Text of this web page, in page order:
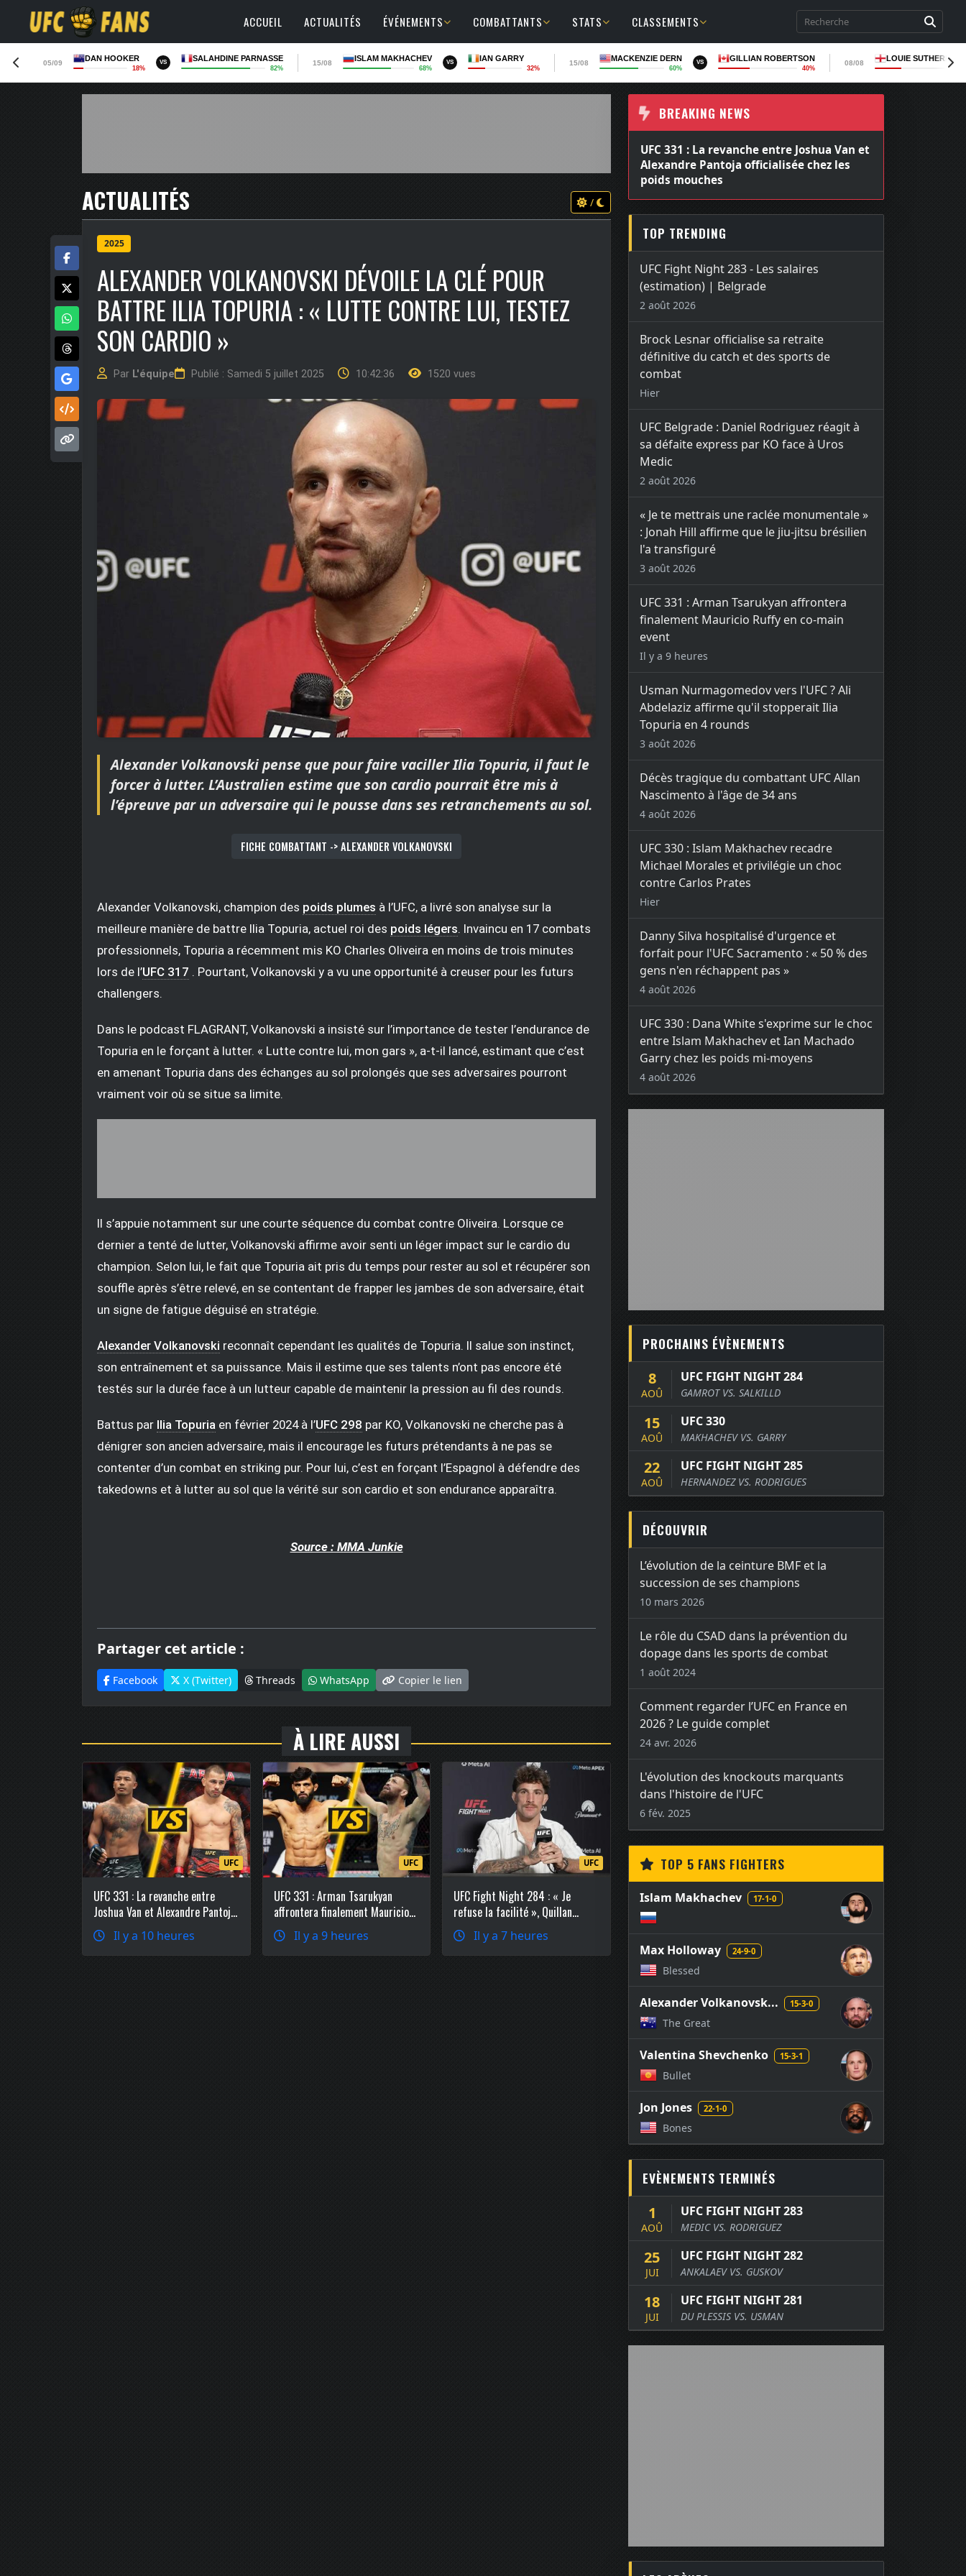
ACCUEIL ACTUALITÉS ÉVÉNEMENTS COMBATTANTS STATS CLASSEMENTS
05/09
DAN HOOKER
18%
VS SALAHDINE PARNASSE
82%
15/08
ISLAM MAKHACHEV
68%
VS IAN GARRY
32%
15/08
MACKENZIE DERN
60%
VS GILLIAN ROBERTSON
40%
08/08
LOUIE
ACTUALITÉS /
2025
ALEXANDER VOLKANOVSKI DÉVOILE LA CLÉ POUR
BATTRE ILIA TOPURIA : « LUTTE CONTRE LUI, TESTEZ
SON CARDIO »
Par L'équipe Publié : Samedi 5 juillet 2025 10:42:36 1520 vues
Alexander Volkanovski pense que pour faire vaciller Ilia Topuria, il faut le
forcer à lutter. L’Australien estime que son cardio pourrait être mis à
l’épreuve par un adversaire qui le pousse dans ses retranchements au sol.
FICHE COMBATTANT -> ALEXANDER VOLKANOVSKI
Alexander Volkanovski, champion des poids plumes à l’UFC, a livré son analyse sur la
meilleure manière de battre Ilia Topuria, actuel roi des poids légers. Invaincu en 17 combats
professionnels, Topuria a récemment mis KO Charles Oliveira en moins de trois minutes
lors de l’UFC 317 . Pourtant, Volkanovski y a vu une opportunité à creuser pour les futurs
challengers.
Dans le podcast FLAGRANT, Volkanovski a insisté sur l’importance de tester l’endurance de
Topuria en le forçant à lutter. « Lutte contre lui, mon gars », a-t-il lancé, estimant que c’est
en amenant Topuria dans des échanges au sol prolongés que ses adversaires pourront
vraiment voir où se situe sa limite.
Il s’appuie notamment sur une courte séquence du combat contre Oliveira. Lorsque ce
dernier a tenté de lutter, Volkanovski affirme avoir senti un léger impact sur le cardio du
champion. Selon lui, le fait que Topuria ait pris du temps pour rester au sol et récupérer son
souffle après s’être relevé, en se contentant de frapper les jambes de son adversaire, était
un signe de fatigue déguisé en stratégie.
Alexander Volkanovski reconnaît cependant les qualités de Topuria. Il salue son instinct,
son entraînement et sa puissance. Mais il estime que ses talents n’ont pas encore été
testés sur la durée face à un lutteur capable de maintenir la pression au fil des rounds.
Battus par Ilia Topuria en février 2024 à l’UFC 298 par KO, Volkanovski ne cherche pas à
dénigrer son ancien adversaire, mais il encourage les futurs prétendants à ne pas se
contenter d’un combat en striking pur. Pour lui, c’est en forçant l’Espagnol à défendre des
takedowns et à lutter au sol que la vérité sur son cardio et son endurance apparaîtra.
Source : MMA Junkie
Partager cet article :
Facebook X (Twitter) Threads WhatsApp Copier le lien
À LIRE AUSSI
UFC
UFC 331 : La revanche entre
Joshua Van et Alexandre Pantoja
officialisée chez les poids
mouchesIl y a 10 heures
UFC
UFC 331 : Arman Tsarukyan
affrontera finalement Mauricio
Ruffy en co-main event
Il y a 9 heures
UFC
UFC Fight Night 284 : « Je
refuse la facilité », Quillan
Salkilld explique pourquoi il a
réclamé Mateusz Gamrot
Il y a 7 heures
BREAKING NEWS
UFC 331 : La revanche entre Joshua Van et
Alexandre Pantoja officialisée chez les
poids mouches
TOP TRENDING
UFC Fight Night 283 - Les salaires
(estimation) | Belgrade
2 août 2026
Brock Lesnar officialise sa retraite
définitive du catch et des sports de
combat
Hier
UFC Belgrade : Daniel Rodriguez réagit à
sa défaite express par KO face à Uros
Medic
2 août 2026
« Je te mettrais une raclée monumentale »
: Jonah Hill affirme que le jiu-jitsu brésilien
l'a transfiguré
3 août 2026
UFC 331 : Arman Tsarukyan affrontera
finalement Mauricio Ruffy en co-main
event
Il y a 9 heures
Usman Nurmagomedov vers l'UFC ? Ali
Abdelaziz affirme qu'il stopperait Ilia
Topuria en 4 rounds
3 août 2026
Décès tragique du combattant UFC Allan
Nascimento à l'âge de 34 ans
4 août 2026
UFC 330 : Islam Makhachev recadre
Michael Morales et privilégie un choc
contre Carlos Prates
Hier
Danny Silva hospitalisé d'urgence et
forfait pour l'UFC Sacramento : « 50 % des
gens n'en réchappent pas »
4 août 2026
UFC 330 : Dana White s'exprime sur le choc
entre Islam Makhachev et Ian Machado
Garry chez les poids mi-moyens
4 août 2026
PROCHAINS ÉVÈNEMENTS
8
AOÛ
UFC FIGHT NIGHT 284
GAMROT VS. SALKILLD
15
AOÛ
UFC 330
MAKHACHEV VS. GARRY
22
AOÛ
UFC FIGHT NIGHT 285
HERNANDEZ VS. RODRIGUES
DÉCOUVRIR
L’évolution de la ceinture BMF et la
succession de ses champions
10 mars 2026
Le rôle du CSAD dans la prévention du
dopage dans les sports de combat
1 août 2024
Comment regarder l’UFC en France en
2026 ? Le guide complet
24 avr. 2026
L'évolution des knockouts marquants
dans l'histoire de l'UFC
6 fév. 2025
TOP 5 FANS FIGHTERS
Islam Makhachev 17-1-0
Max Holloway 24-9-0
Blessed
Alexander Volkanovsk... 15-3-0
The Great
Valentina Shevchenko 15-3-1
Bullet
Jon Jones 22-1-0
Bones
EVÈNEMENTS TERMINÉS
1
AOÛ
UFC FIGHT NIGHT 283
MEDIC VS. RODRIGUEZ
25
JUI
UFC FIGHT NIGHT 282
ANKALAEV VS. GUSKOV
18
JUI
UFC FIGHT NIGHT 281
DU PLESSIS VS. USMAN